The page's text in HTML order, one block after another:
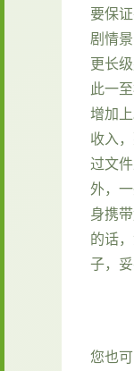
要保
剧情
更长
此一
增加
收入
过文
外，
身携
的话
子，
您也